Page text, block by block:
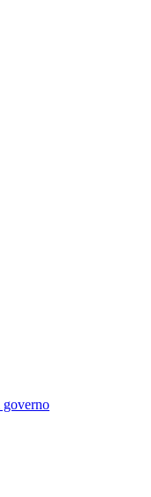
governo